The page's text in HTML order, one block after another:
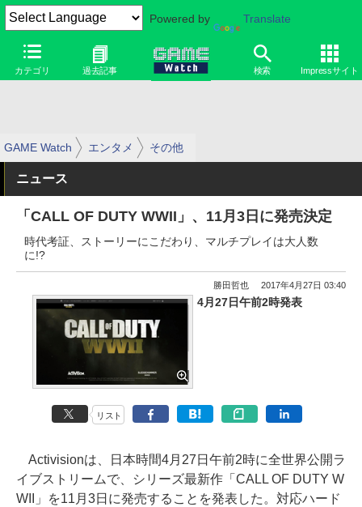
Powered by Translate
カテゴリ 過去記事 検索 Impressサイト
GAME Watch エンタメ その他
ニュース
「CALL OF DUTY WWII」、11月3日に発売決定
時代考証、ストーリーにこだわり、マルチプレイは大人数
に!?
勝田哲也 2017年4月27日 03:40
4月27日午前2時発表
リスト
Activisionは、日本時間4月27日午前2時に全世界公開ラ
イブストリームで、シリーズ最新作「CALL OF DUTY W
WII」を11月3日に発売することを発表した。対応ハード